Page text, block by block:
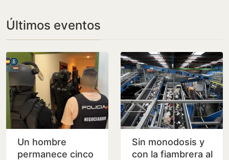
Últimos eventos
Un hombre
permanece cinco
Sin monodosis y
con la fiambrera al